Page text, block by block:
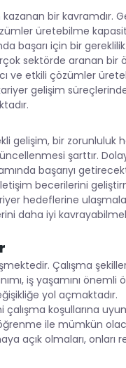
bir kavramdır.
üretebilme
başarı için bir
sektörde aranan bir
ve etkili çözümler
gelişim
gelişim, bir zorunluluk
şarttır.
başarıyı
becerilerini
hedeflerine
daha iyi
Çalışma
iş yaşamını
yol açmaktadır.
çalışma koşullarına
ile mümkün
açık olmaları,